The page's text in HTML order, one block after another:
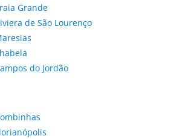
Grande
de São Lourenço
do Jordão